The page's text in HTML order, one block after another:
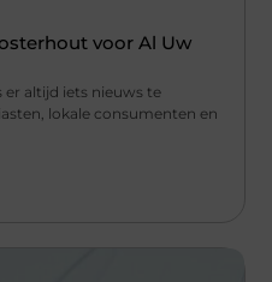
voor Al Uw
er altijd iets nieuws te
lokale consumenten en